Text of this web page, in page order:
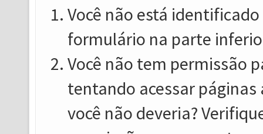
Você não está
formulário na parte
Você não tem permissão
tentando acessar
você não deveria?